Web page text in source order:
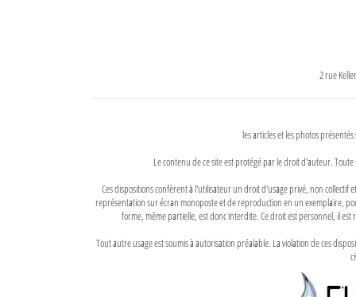
2 rue
les articles et les photos
Le contenu de ce site est protégé par le droit d'auteur.
Ces dispositions confèrent à l'utilisateur un droit d'usage privé, non
représentation sur écran monoposte et de reproduction en un exemplaire,
forme, même partielle, est donc interdite. Ce droit est personnel, il
Tout autre usage est soumis à autorisation préalable. La violation de ces